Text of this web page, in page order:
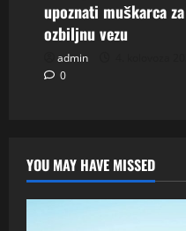
upoznati muškarca za
ozbiljnu vezu
admin
0
YOU MAY HAVE MISSED